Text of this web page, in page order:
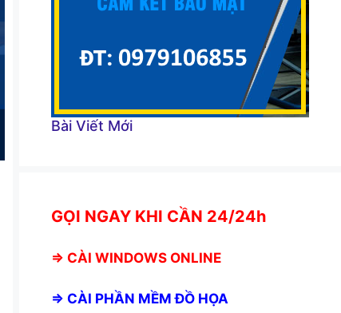
Bài Viết Mới
GỌI NGAY KHI CẦN 24/24h
⇒ CÀI WINDOWS ONLINE
⇒ CÀI PHẦN MỀM ĐỒ HỌA